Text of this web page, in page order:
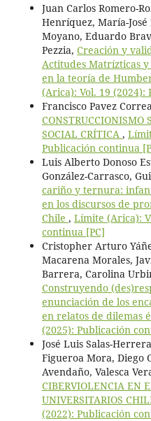
Juan Carlos Romero-
Henríquez, María-
Moyano, Eduardo
Pezzia, Creación y
Actitudes Matrízticas y
en la teoría de
(Arica): Vol. 19 (2024):
Francisco Pavez
CONSTRUCCIONISMO
SOCIAL CRÍTICA ,
Publicación continua
Luis Alberto Donoso
González-Carrasco,
cariño y ternura:
en los discursos de
Chile , Límite (Arica):
continua [PC]
Cristopher Arturo
Macarena Morales,
Barrera, Carolina
Construyendo
enunciación de los
en relatos de dilemas
(2025): Publicación
José Luis Salas-
Figueroa Mora, Diego
Avendaño, Valesca
CIBERVIOLENCIA EN
UNIVERSITARIOS
(2022): Publicación